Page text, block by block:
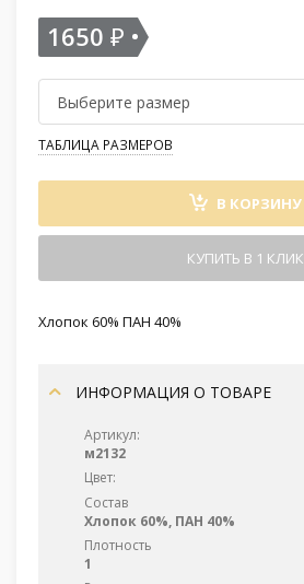
1650 ₽
ТАБЛИЦА РАЗМЕРОВ
В КОРЗИНУ
КУПИТЬ В 1 КЛИК
Хлопок 60% ПАН 40%
ИНФОРМАЦИЯ О ТОВАРЕ
Артикул:
м2132
Цвет:
Состав
Хлопок 60%, ПАН 40%
Плотность
1